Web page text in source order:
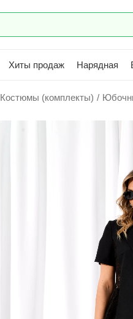
Хиты продаж Нарядная
Костюмы (комплекты) /